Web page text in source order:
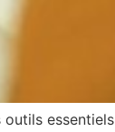
outils essentiels